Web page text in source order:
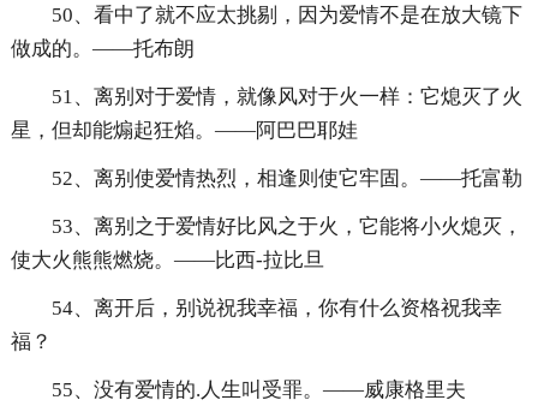
50、看中了就不应太挑剔，因为爱情不是在放大镜下
做成的。——托布朗
51、离别对于爱情，就像风对于火一样：它熄灭了火
星，但却能煽起狂焰。——阿巴巴耶娃
52、离别使爱情热烈，相逢则使它牢固。——托富勒
53、离别之于爱情好比风之于火，它能将小火熄灭，
使大火熊熊燃烧。——比西-拉比旦
54、离开后，别说祝我幸福，你有什么资格祝我幸
福？
55、没有爱情的.人生叫受罪。——威康格里夫